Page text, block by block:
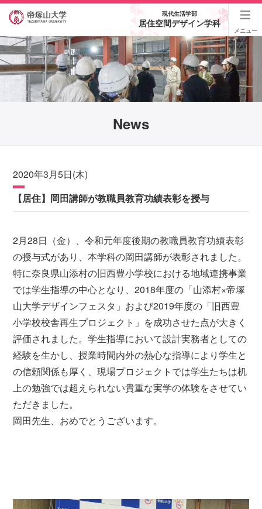
現代生活学部
居住空間デザイン学科
メニュー
News
2020年3月5日(木)
【居住】岡田講師が教職員教育功績表彰を授与
2月28日（金）、令和元年度後期の教職員教育功績表彰
の授与式があり、本学科の岡田講師が表彰されました。
特に奈良県山添村の旧西豊小学校における地域連携事業
では学生指導の中心となり、2018年度の「山添村×帝塚
山大学デザインフェスタ」および2019年度の「旧西豊
小学校校舎再生プロジェクト」を成功させた点が大きく
評価されました。学生指導において設計実務者としての
経験を生かし、授業時間内外の熱心な指導により学生と
の信頼関係も厚く、現場プロジェクトでは学生たちは机
上の勉強では超えられない貴重な実学の体験をさせてい
ただきました。
岡田先生、おめでとうございます。